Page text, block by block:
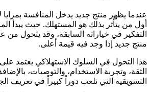
عندما يظهر منتج جديد يدخل المنافسة
أول من يتأثر بذلك هو المستهلك. حيث يبدأ
التفكير في خياراته السابقة، وقد يتحول من
منتج جديد إذا وجد فيه قيمة أعلى.
هذا التحول في السلوك الاستهلاكي يعتمد
الثقة، وتجربة الاستخدام، والتوصيات،
التسويقية التي تلعب دوراً كبيراً في تعريف